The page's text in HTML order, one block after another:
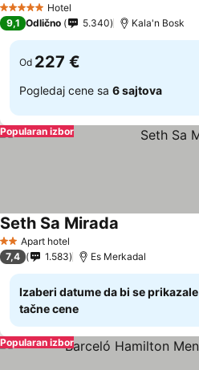
5 ZvezdiceHotel
9,1 Odlično 5.340 Kala'n Bosk
Od 227 €
Pogledaj cene sa 6 sajtova
Popularan izbor
2 Zvezdice
Apart hotel
Seth Sa Mirada
7,4 1.583 Es Merkadal
Izaberi datume da bi se prikazale
tačne cene
Popularan izbor